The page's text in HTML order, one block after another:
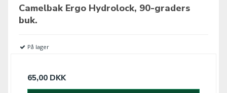
Camelbak Ergo Hydrolock, 90-graders
buk.
På lager
65,00 DKK